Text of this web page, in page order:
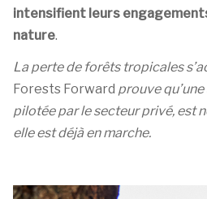
intensifient leurs
nature.
La perte de forêts tropicales
Forests Forward prouve
pilotée par le secteur privé, est
elle est déjà en marche.